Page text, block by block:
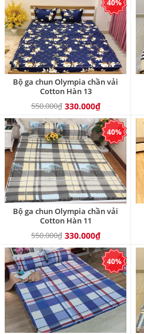
40%
Bộ ga chun Olympia chần vải
Cotton Hàn 13
550.000₫ 330.000₫
40%
Bộ ga chun Olympia chần vải
Cotton Hàn 11
550.000₫ 330.000₫
40%